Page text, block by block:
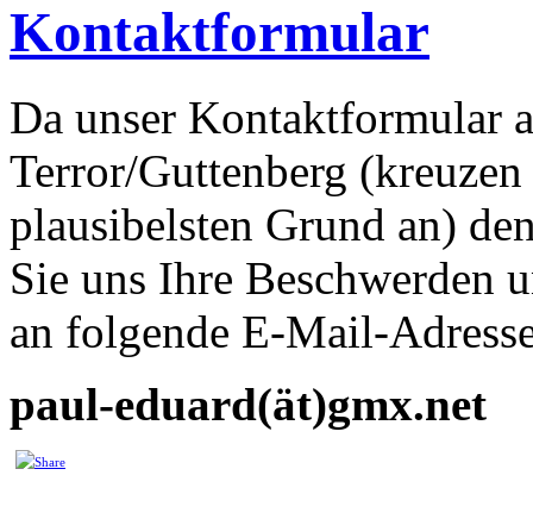
Kontaktformular
Da unser Kontaktformular
Terror/Guttenberg
plausibelsten Grund an)
Sie uns Ihre Beschwerden
an folgende E-Mail-
paul-eduard(ät)gmx.net